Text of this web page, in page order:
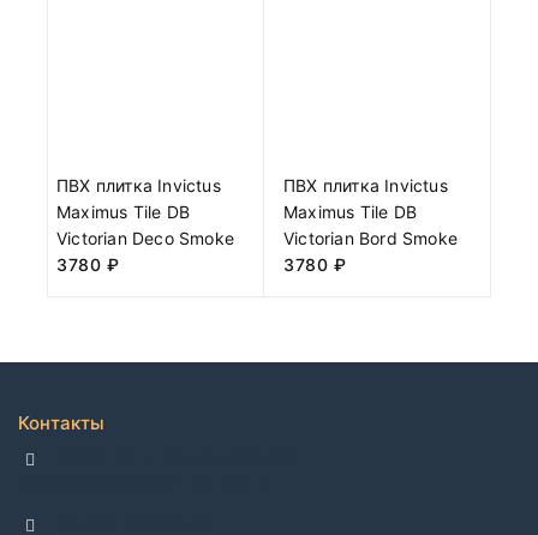
ПВХ плитка Invictus
Maximus Tile DB
Victorian Deco Smoke
3780 ₽
ПВХ плитка Invictus
Maximus Tile DB
Victorian Bord Smoke
3780 ₽
Контакты